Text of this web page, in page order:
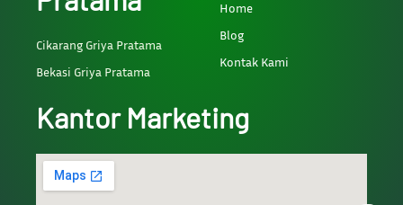
Cikarang Griya Pratama
Bekasi Griya Pratama
Home
Blog
Kontak Kami
Kantor Marketing